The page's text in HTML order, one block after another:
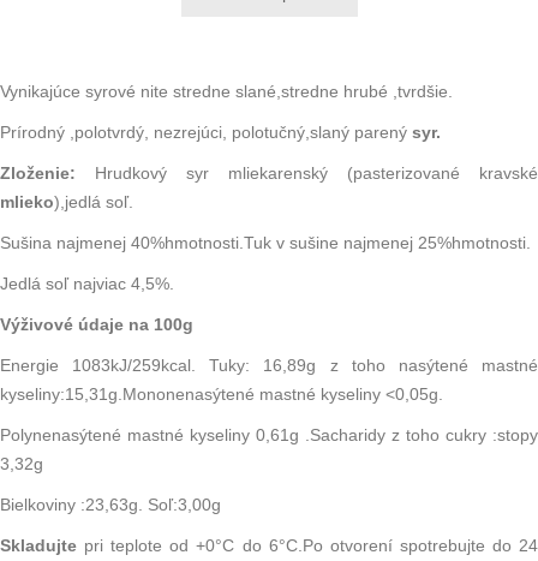
Vynikajúce syrové nite stredne slané,stredne hrubé ,tvrdšie.
Prírodný ,polotvrdý, nezrejúci, polotučný,slaný parený syr.
Zloženie: Hrudkový syr mliekarenský (pasterizované
kravské
mlieko),jedlá soľ.
Sušina najmenej 40%hmotnosti.Tuk v sušine najmenej 25%hmotnosti.
Jedlá soľ najviac 4,5%.
Výživové údaje na 100g
Energie 1083kJ/259kcal. Tuky: 16,89g z toho nasýtené mastné
kyseliny:15,31g.Mononenasýtené mastné kyseliny <0,05g.
Polynenasýtené mastné kyseliny 0,61g .Sacharidy z toho cukry :stopy
3,32g
Bielkoviny :23,63g. Soľ:3,00g
Skladujte pri teplote od +0°C do 6°C.Po otvorení spotrebujte do 24